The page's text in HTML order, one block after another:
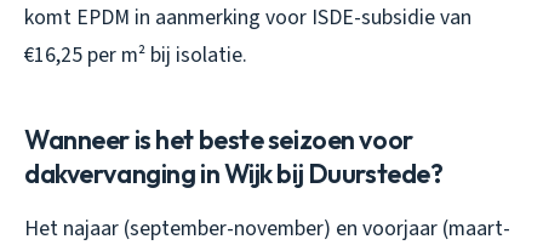
komt EPDM in aanmerking voor ISDE-subsidie van
€16,25 per m² bij isolatie.
Wanneer is het beste seizoen voor
dakvervanging in Wijk bij Duurstede?
Het najaar (september-november) en voorjaar (maart-